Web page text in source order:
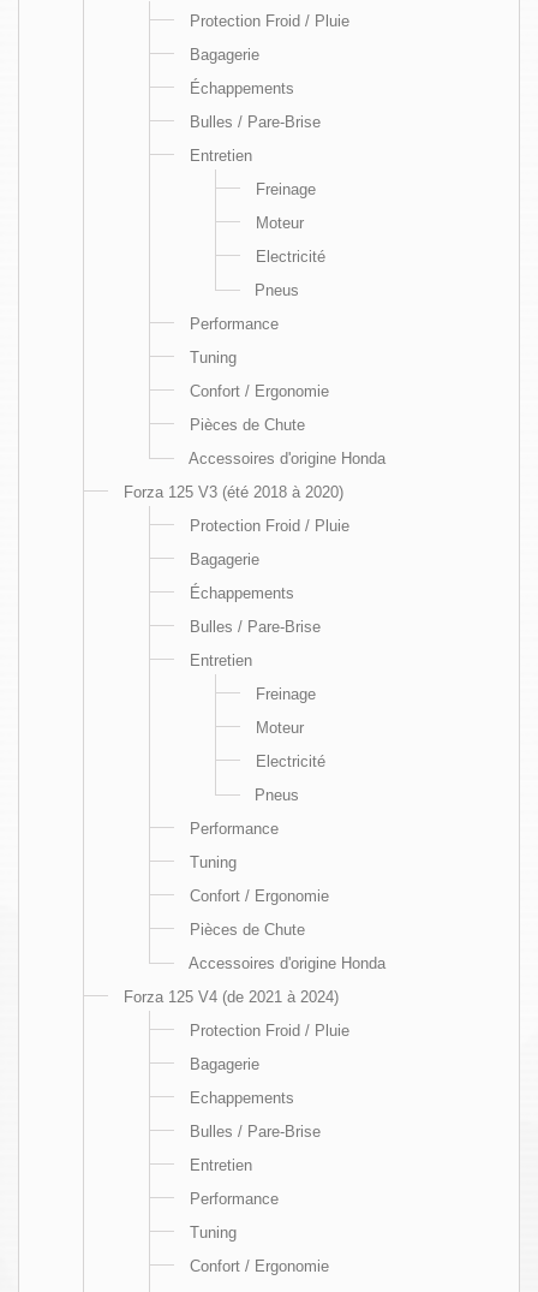
Protection Froid / Pluie
Bagagerie
Échappements
Bulles / Pare-Brise
Entretien
Freinage
Moteur
Electricité
Pneus
Performance
Tuning
Confort / Ergonomie
Pièces de Chute
Accessoires d'origine Honda
Forza 125 V3 (été 2018 à 2020)
Protection Froid / Pluie
Bagagerie
Échappements
Bulles / Pare-Brise
Entretien
Freinage
Moteur
Electricité
Pneus
Performance
Tuning
Confort / Ergonomie
Pièces de Chute
Accessoires d'origine Honda
Forza 125 V4 (de 2021 à 2024)
Protection Froid / Pluie
Bagagerie
Echappements
Bulles / Pare-Brise
Entretien
Performance
Tuning
Confort / Ergonomie